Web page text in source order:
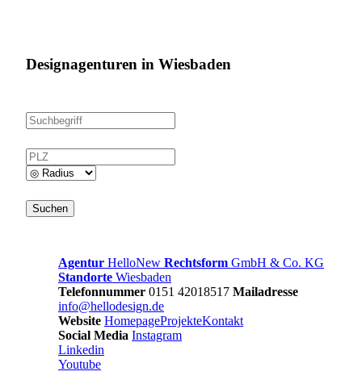
Designagenturen in Wiesbaden
Agentur HelloNew Rechtsform GmbH & Co. KG
Standorte Wiesbaden
Telefonnummer 0151 42018517 Mailadresse
info@hellodesign.de
Website HomepageProjekteKontakt
Social Media Instagram
Linkedin
Youtube